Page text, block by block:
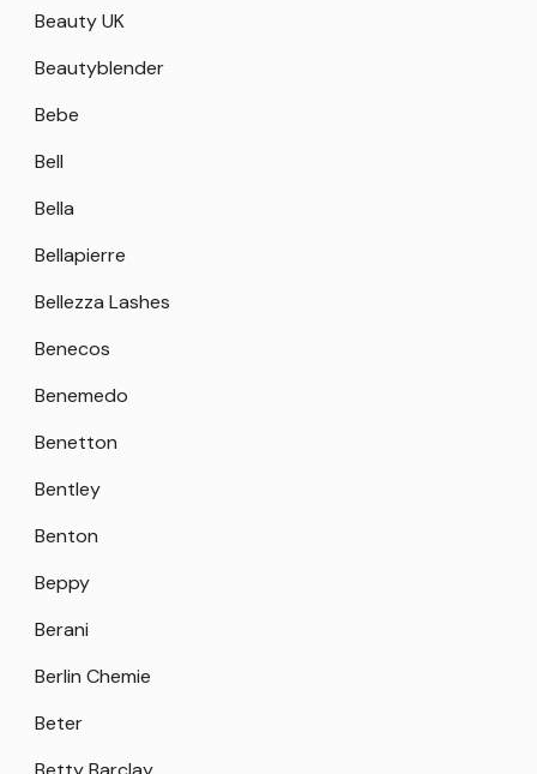
Beauty UK
Beautyblender
Bebe
Bell
Bella
Bellapierre
Bellezza Lashes
Benecos
Benemedo
Benetton
Bentley
Benton
Beppy
Berani
Berlin Chemie
Beter